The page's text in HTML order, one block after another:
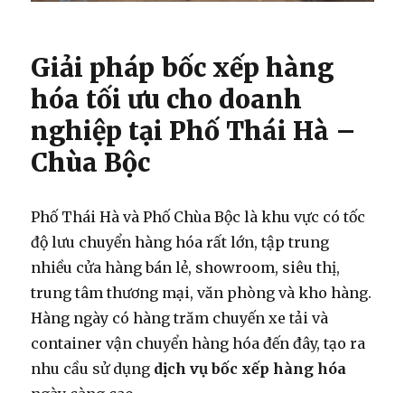
Giải pháp bốc xếp hàng
hóa tối ưu cho doanh
nghiệp tại Phố Thái Hà –
Chùa Bộc
Phố Thái Hà và Phố Chùa Bộc là khu vực có tốc
độ lưu chuyển hàng hóa rất lớn, tập trung
nhiều cửa hàng bán lẻ, showroom, siêu thị,
trung tâm thương mại, văn phòng và kho hàng.
Hàng ngày có hàng trăm chuyến xe tải và
container vận chuyển hàng hóa đến đây, tạo ra
nhu cầu sử dụng dịch vụ bốc xếp hàng hóa